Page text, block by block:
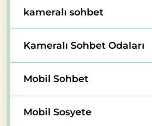
kameralı sohbet
Kameralı Sohbet Odaları
Mobil Sohbet
Mobil Sosyete